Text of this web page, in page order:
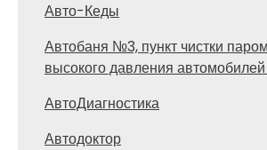
Авто-Кеды
Автобаня №3, пункт чистки паром
высокого давления
АвтоДиагностика
Автодоктор